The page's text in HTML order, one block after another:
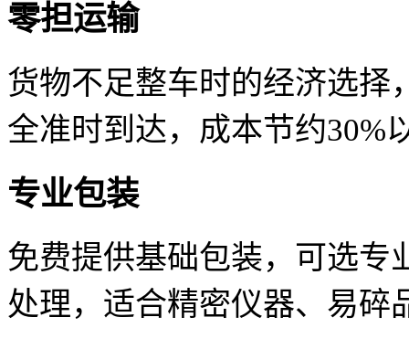
零担运输
货物不足整车时的经济选择
全准时到达，成本节约30%
专业包装
免费提供基础包装，可选专
处理，适合精密仪器、易碎